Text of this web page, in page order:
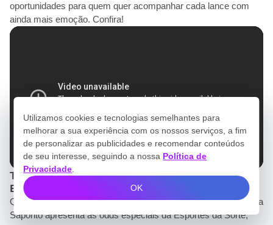
oportunidades para quem quer acompanhar cada lance com
ainda mais emoção. Confira!
TV / Testemunhal / Vem pro Jogo - Copa 2026 /
Esportes da Sorte
Que tal acompanhar os jogos com ainda mais emoção? Renata
Saporito apresenta as odds especiais da Esportes da Sorte,
Utilizamos cookies e tecnologias semelhantes para
melhorar a sua experiência com os nossos serviços, a fim
de personalizar as publicidades e recomendar conteúdos
de seu interesse, seguindo a nossa Política de
Privacidade
OK